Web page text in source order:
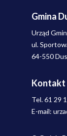
Gmina
Urząd
ul.
64-550
Kontakt
Tel. 61 29
E-mail: